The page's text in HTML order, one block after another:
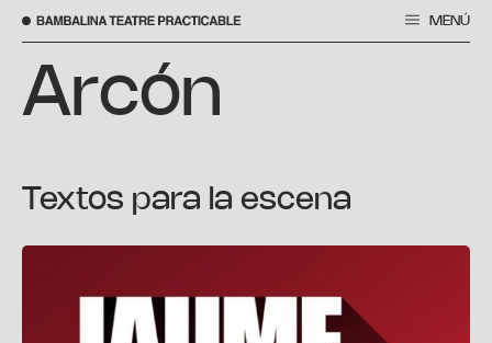
Skip
content
MENÚ
Arcón
Textos para la escena